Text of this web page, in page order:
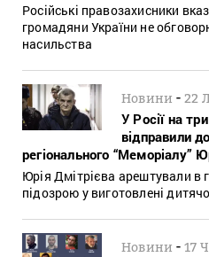
Російські правозахисники
громадяни України не
насильства
Новини -22
У Росії на
відправили
регіонального “Меморіалу”
Юрія Дмітрієва арештували в
підозрою у виготовлені
Новини -17